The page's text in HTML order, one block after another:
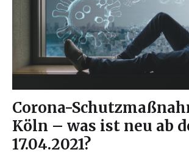
Corona-
Köln – was ist neu ab
17.04.2021?